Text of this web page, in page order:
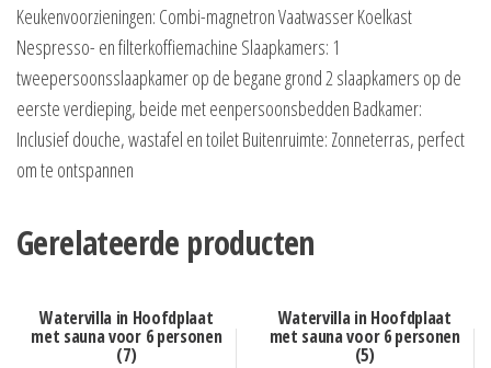
Keukenvoorzieningen: Combi-magnetron Vaatwasser Koelkast
Nespresso- en filterkoffiemachine Slaapkamers: 1
tweepersoonsslaapkamer op de begane grond 2 slaapkamers op de
eerste verdieping, beide met eenpersoonsbedden Badkamer:
Inclusief douche, wastafel en toilet Buitenruimte: Zonneterras, perfect
om te ontspannen
Gerelateerde producten
Watervilla in Hoofdplaat
met sauna voor 6 personen
(7)
Watervilla in Hoofdplaat
met sauna voor 6 personen
(5)